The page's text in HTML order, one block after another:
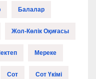
Балалар
Жол-Көлік Оқиғасы
Мереке
Сот Сот Үкімі